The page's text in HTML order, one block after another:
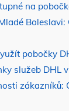
na
Boleslavi:
pobočky
služeb DHL
zákazníků: